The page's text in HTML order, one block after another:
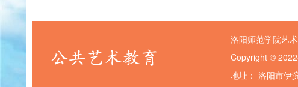
洛阳师范学院艺
Copyright ©
地址： 洛阳市